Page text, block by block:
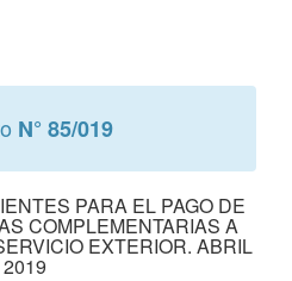
N° 85/019
PARA EL PAGO DE
COMPLEMENTARIAS A
EXTERIOR. ABRIL
2019